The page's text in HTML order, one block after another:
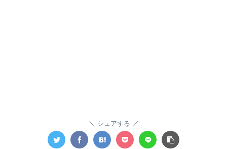
シェアする